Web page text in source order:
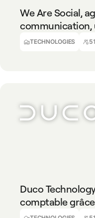
We Are Social,
communication,
TECHNOLOGIES
Achille Manbou
Financial Controller
Duco
comptable
Alec Ball